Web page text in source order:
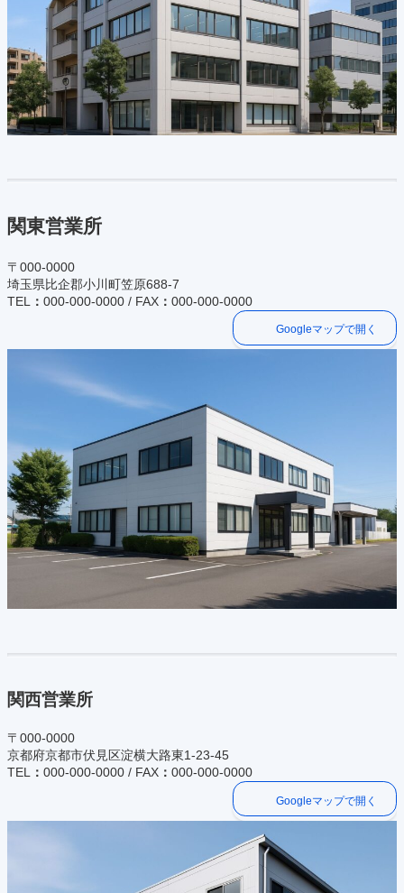
関東営業所
〒000-0000
埼玉県比企郡小川町笠原688-7
TEL
： 000-000-0000 / FAX ： 000-000-0000
Googleマップで開く
関西営業所
〒000-0000
京都府京都市伏見区淀横大路東1-23-45
TEL
： 000-000-0000 / FAX ： 000-000-0000
Googleマップで開く